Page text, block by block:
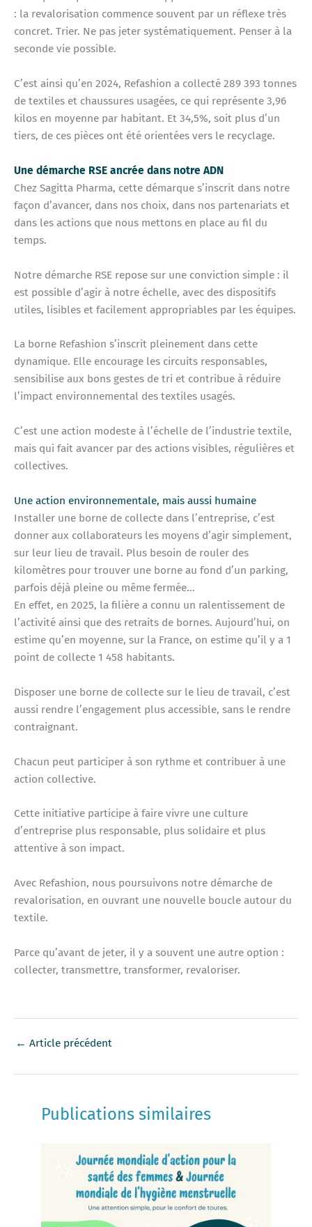
: la revalorisation commence souvent par un réflexe très
concret. Trier. Ne pas jeter systématiquement. Penser à la
seconde vie possible.
C’est ainsi qu’en 2024, Refashion a collecté 289 393 tonnes
de textiles et chaussures usagées, ce qui représente 3,96
kilos en moyenne par habitant. Et 34,5%, soit plus d’un
tiers, de ces pièces ont été orientées vers le recyclage.
Une démarche RSE ancrée dans notre ADN
Chez Sagitta Pharma, cette démarque s’inscrit dans notre
façon d’avancer, dans nos choix, dans nos partenariats et
dans les actions que nous mettons en place au fil du
temps.
Notre démarche RSE repose sur une conviction simple : il
est possible d’agir à notre échelle, avec des dispositifs
utiles, lisibles et facilement appropriables par les équipes.
La borne Refashion s’inscrit pleinement dans cette
dynamique. Elle encourage les circuits responsables,
sensibilise aux bons gestes de tri et contribue à réduire
l’impact environnemental des textiles usagés.
C’est une action modeste à l’échelle de l’industrie textile,
mais qui fait avancer par des actions visibles, régulières et
collectives.
Une action environnementale, mais aussi humaine
Installer une borne de collecte dans l’entreprise, c’est
donner aux collaborateurs les moyens d’agir simplement,
sur leur lieu de travail. Plus besoin de rouler des
kilomètres pour trouver une borne au fond d’un parking,
parfois déjà pleine ou même fermée…
En effet, en 2025, la filière a connu un ralentissement de
l’activité ainsi que des retraits de bornes. Aujourd’hui, on
estime qu’en moyenne, sur la France, on estime qu’il y a 1
point de collecte 1 458 habitants.
Disposer une borne de collecte sur le lieu de travail, c’est
aussi rendre l’engagement plus accessible, sans le rendre
contraignant.
Chacun peut participer à son rythme et contribuer à une
action collective.
Cette initiative participe à faire vivre une culture
d’entreprise plus responsable, plus solidaire et plus
attentive à son impact.
Avec Refashion, nous poursuivons notre démarche de
revalorisation, en ouvrant une nouvelle boucle autour du
textile.
Parce qu’avant de jeter, il y a souvent une autre option :
collecter, transmettre, transformer, revaloriser.
← Article précédent
Publications similaires